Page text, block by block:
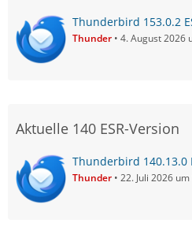
Thunderbird 153.0.2
Thunder 4. August 2026
Aktuelle 140 ESR-Version
Thunderbird 140.13.0
Thunder 22. Juli 2026